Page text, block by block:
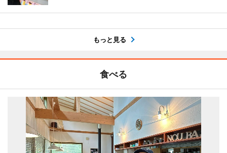
もっと見る
食べる